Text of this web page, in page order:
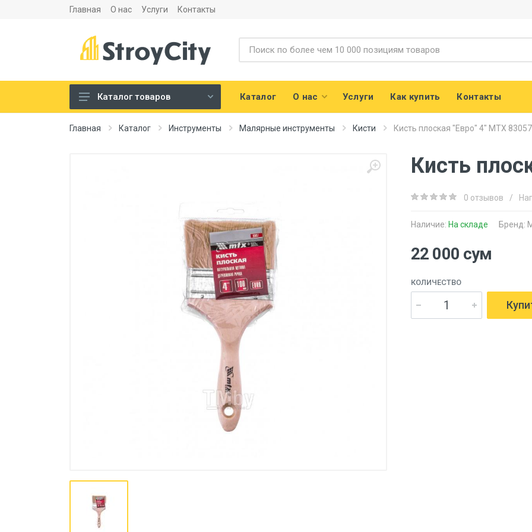
Главная О нас Услуги Контакты
Листовые материалы и
аксессуары
Лакокрасочная продукция
Каталог товаров Каталог О нас Услуги Как купить Контакты
Главная Каталог Инструменты Малярные инструменты Кисти Кисть плоская "Евро" 4" MTX 83057
Кисть
0 отзывов /
Наличие: На складе Бренд:
22 000 сум
КОЛИЧЕСТВО